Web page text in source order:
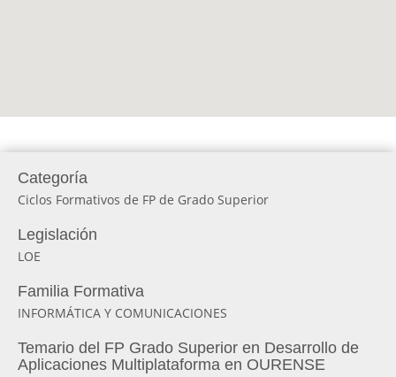
Categoría
Ciclos Formativos de FP de Grado Superior
Legislación
LOE
Familia Formativa
INFORMÁTICA Y COMUNICACIONES
Temario del FP Grado Superior en Desarrollo de
Aplicaciones Multiplataforma en OURENSE